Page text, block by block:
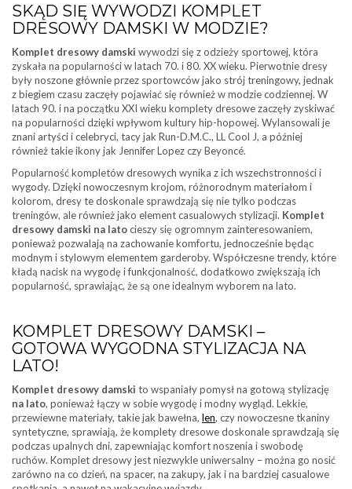
SKĄD SIĘ WYWODZI KOMPLET
DRESOWY DAMSKI W MODZIE?
Komplet dresowy damski wywodzi się z odzieży sportowej, która
zyskała na popularności w latach 70. i 80. XX wieku. Pierwotnie dresy
były noszone głównie przez sportowców jako strój treningowy, jednak
z biegiem czasu zaczęły pojawiać się również w modzie codziennej. W
latach 90. i na początku XXI wieku komplety dresowe zaczęły zyskiwać
na popularności dzięki wpływom kultury hip-hopowej. Wylansowali je
znani artyści i celebryci, tacy jak Run-D.M.C., LL Cool J, a później
również takie ikony jak Jennifer Lopez czy Beyoncé.
Popularność kompletów dresowych wynika z ich wszechstronności i
wygody. Dzięki nowoczesnym krojom, różnorodnym materiałom i
kolorom, dresy te doskonale sprawdzają się nie tylko podczas
treningów, ale również jako element casualowych stylizacji. Komplet
dresowy damski na latocieszy się ogromnym zainteresowaniem,
ponieważ pozwalają na zachowanie komfortu, jednocześnie będąc
modnym i stylowym elementem garderoby. Współczesne trendy, które
kładą nacisk na wygodę i funkcjonalność, dodatkowo zwiększają ich
popularność, sprawiając, że są one idealnym wyborem na lato.
KOMPLET DRESOWY DAMSKI –
GOTOWA WYGODNA STYLIZACJA NA
LATO!
Komplet dresowy damski to wspaniały pomysł na gotową stylizację
na lato, ponieważ łączy w sobie wygodę i modny wygląd. Lekkie,
przewiewne materiały, takie jak bawełna, len, czy nowoczesne tkaniny
syntetyczne, sprawiają, że komplety dresowe doskonale sprawdzają się
podczas upalnych dni, zapewniając komfort noszenia i swobodę
ruchów. Komplet dresowy jest niezwykle uniwersalny – można go nosić
zarówno na co dzień, na spacer, na zakupy, jak i na bardziej casualowe